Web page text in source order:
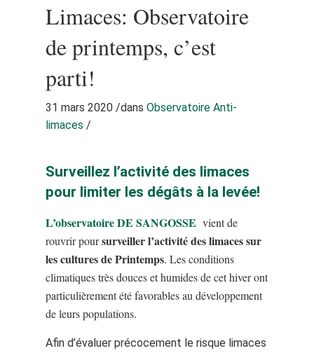
Limaces: Observatoire
de printemps, c’est
parti!
31 mars 2020 /dans Observatoire Anti-
limaces /
Surveillez l’activité des limaces
pour limiter les dégâts à la levée!
L’observatoire DE SANGOSSE vient de
rouvrir poursurveiller l’activité des limaces sur
les cultures de Printemps. Les conditions
climatiques très douces et humides de cet hiver ont
particulièrement été favorables au développement
de leurs populations.
Afin d’évaluer précocement le risque limaces